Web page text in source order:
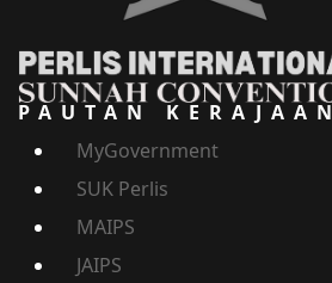
PAUTAN KERAJAAN
MyGovernment
SUK Perlis
MAIPS
JAIPS